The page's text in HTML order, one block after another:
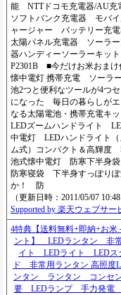
能 NTTドコモ充電器/AU充
ソフトバンク充電器 モバ
ャージャー バッテリー充
太陽パネル充電器 ソーラ
器ハンディーソーラーキ
P2301B ■今だけお米おま
懐中電灯 携帯充電 ソーラ
池2つと便利なツールが4つ
になった 毎日の暮らしが
なる太陽電池・携帯充電キ
LEDズームハンドライト
中電灯 LEDハンドライト（
ム式）コンパクト＆高輝度
池式懐中電灯 防寒下半身
防寒寝袋 下半身すっぽり
か！ 防
（更新日時：2011/05/07
Supported by 楽天ウェブサー
4特典【送料無料+即納+お米
ント】 LEDランタン 非
イト LEDライト LEDス
ド 非常用ランタン 高照度
ンタン ランタン コンセ
要 LEDランプ 手力発電